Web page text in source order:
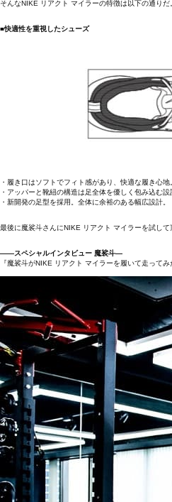
そんなNIKE リアクト マイラーの特徴は以下の通りだ
■快適性を重視したシューズ
・履き口はソフトでフィト感があり、快適な履き心地
・アッパーと靴紐の構造は足全体を優しく包み込む設
・新開発の足型を採用。全体に余裕のある幅広設計。
最後に魔裟斗さんにNIKE リアクト マイラーを試して
――スペシャルインタビュー 魔裟斗―
『魔裟斗がNIKE リアクト マイラーを履いて走ってみ